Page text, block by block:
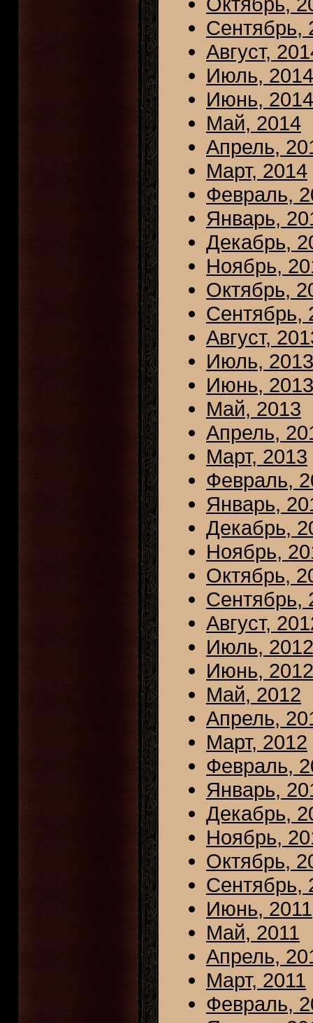
Сентябрь,
Август,
Июль, 2014
Июнь, 2014
Май, 2014
Апрель,
Март, 2014
Февраль,
Январь,
Декабрь,
Ноябрь,
Октябрь,
Сентябрь,
Август,
Июль, 2013
Июнь, 2013
Май, 2013
Апрель,
Март, 2013
Февраль,
Январь,
Декабрь,
Ноябрь,
Октябрь,
Сентябрь,
Август,
Июль, 2012
Июнь, 2012
Май, 2012
Апрель,
Март, 2012
Февраль,
Январь,
Декабрь,
Ноябрь,
Октябрь,
Сентябрь,
Июнь, 2011
Май, 2011
Апрель,
Март, 2011
Февраль,